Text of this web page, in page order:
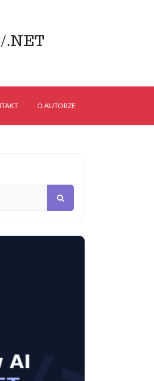
.NET
O AUTORZE